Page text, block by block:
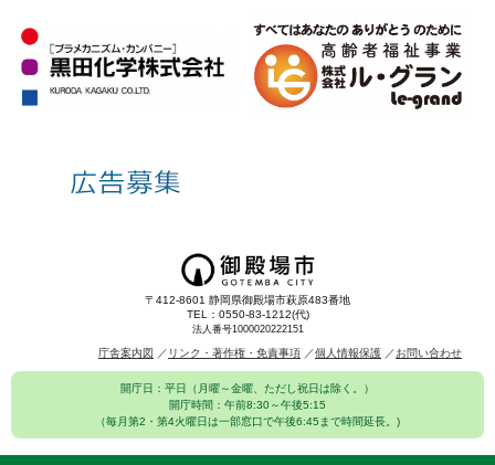
〒412-8601 静岡県御殿場市萩原483番地
TEL：0550-83-1212(代)
法人番号1000020222151
庁舎案内図 リンク・著作権・免責事項 個人情報保護 お問い合わせ
開庁日：平日（月曜～金曜、ただし祝日は除く。）
開庁時間：午前8:30～午後5:15
（毎月第2・第4火曜日は一部窓口で午後6:45まで時間延長。)